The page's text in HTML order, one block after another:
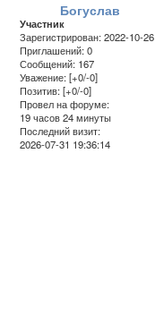
Богуслав
Участник
Зарегистрирован: 2022-10-26
Приглашений:0
Сообщений: 167
Уважение: [+0/-0]
Позитив: [+0/-0]
Провел на форуме:
19 часов 24 минуты
Последний визит:
2026-07-31 19:36:14